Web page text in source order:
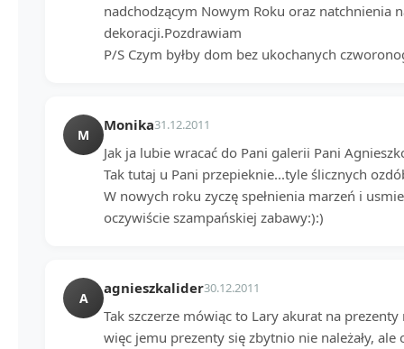
nadchodzącym Nowym Roku oraz natchnienia
dekoracji.Pozdrawiam
P/S Czym byłby dom bez ukochanych
M
Monika31.12.2011
Jak ja lubie wracać do Pani galerii Pani
Tak tutaj u Pani przepieknie...tyle ślicznych
W nowych roku zyczę spełnienia marzeń i
oczywiście szampańskiej zabawy:):)
A
agnieszkalider30.12.2011
Tak szczerze mówiąc to Lary akurat na prezenty
więc jemu prezenty się zbytnio nie należały, ale